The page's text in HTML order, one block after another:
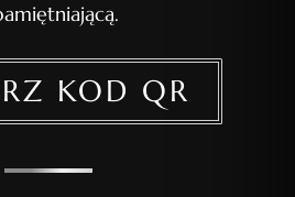
KOD QR